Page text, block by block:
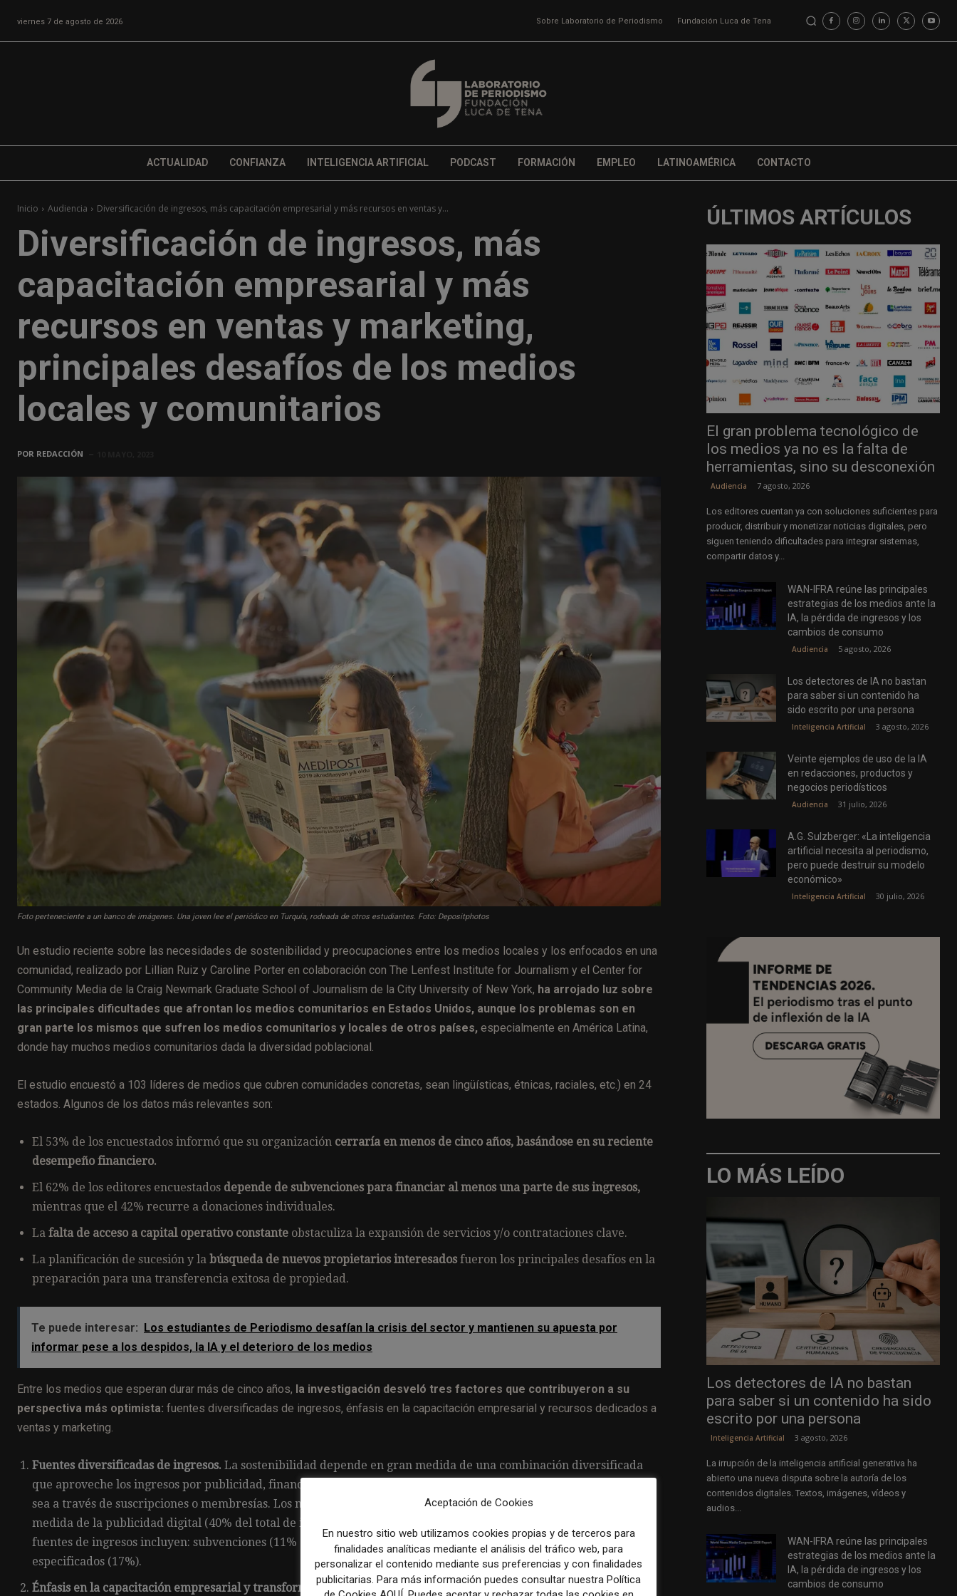
viernes 7 de agosto de 2026 Sobre Laboratorio de Periodismo Fundación Luca de Tena
ACTUALIDAD CONFIANZA INTELIGENCIA ARTIFICIAL PODCAST FORMACIÓN EMPLEO LATINOAMÉRICA CONTACTO
Inicio Audiencia Diversificación de ingresos, más capacitación empresarial y más recursos en ventas y...
Diversificación de ingresos, más
capacitación empresarial y más
recursos en ventas y marketing,
principales desafíos de los medios
locales y comunitarios
POR REDACCIÓN
Foto perteneciente a un banco de imágenes. Una joven lee el periódico en Turquía, rodeada de otros estudiantes. Foto: Depositphotos
Un estudio reciente sobre las necesidades de sostenibilidad y preocupaciones entre los medios locales y los enfocados en una
comunidad, realizado por Lillian Ruiz y Caroline Porter en colaboración con The Lenfest Institute for Journalism y el Center for
Community Media de la Craig Newmark Graduate School of Journalism de la City University of New York, ha arrojado luz sobre
las principales dificultades que afrontan los medios comunitarios en Estados Unidos, aunque los problemas son en
gran parte los mismos que sufren los medios comunitarios y locales de otros países, especialmente en América Latina,
donde hay muchos medios comunitarios dada la diversidad poblacional.
El estudio encuestó a 103 líderes de medios que cubren comunidades concretas, sean lingüísticas, étnicas, raciales, etc.) en 24
estados. Algunos de los datos más relevantes son:
El 53% de los encuestados informó que su organización cerraría en menos de cinco años, basándose en su reciente
desempeño financiero.
El 62% de los editores encuestados depende de subvenciones para financiar al menos una parte de sus ingresos,
mientras que el 42% recurre a donaciones individuales.
La falta de acceso a capital operativo constante obstaculiza la expansión de servicios y/o contrataciones clave.
La planificación de sucesión y la búsqueda de nuevos propietarios interesados fueron los principales desafíos en la
preparación para una transferencia exitosa de propiedad.
Te puede interesar: Los estudiantes de Periodismo desafían la crisis del sector y mantienen su apuesta por
informar pese a los despidos, la IA y el deterioro de los medios
Entre los medios que esperan durar más de cinco años, la investigación desveló tres factores que contribuyeron a su
perspectiva más optimista: fuentes diversificadas de ingresos, énfasis en la capacitación empresarial y recursos dedicados a
ventas y marketing.
Fuentes diversificadas de ingresos. La sostenibilidad depende en gran medida de una combinación diversificada
que aproveche los ingresos por publicidad, financiación mediante subvenciones y los ingresos de los lectores, ya
sea a través de suscripciones o membresías. Los medios que esperan durar más de cinco años dependen en mayor
medida de la publicidad digital (40% del total de ingresos en promedio) que de la publicidad impresa (20%). Otras
fuentes de ingresos incluyen: subvenciones (11% en promedio), membresía (10%) y otros flujos de ingresos no
especificados (17%).
Énfasis en la capacitación empresarial y transformación digital. Tanto los editores que enfrentan el cierre
ÚLTIMOS ARTÍCULOS
El gran problema tecnológico de
los medios ya no es la falta de
herramientas, sino su desconexión
Audiencia 7 agosto, 2026
Los editores cuentan ya con soluciones suficientes para
producir, distribuir y monetizar noticias digitales, pero
siguen teniendo dificultades para integrar sistemas,
compartir datos y...
WAN-IFRA reúne las principales
estrategias de los medios ante la
IA, la pérdida de ingresos y los
cambios de consumo
Audiencia 5 agosto, 2026
Los detectores de IA no bastan
para saber si un contenido ha
sido escrito por una persona
Inteligencia Artificial 3 agosto, 2026
Veinte ejemplos de uso de la IA
en redacciones, productos y
negocios periodísticos
Audiencia 31 julio, 2026
A.G. Sulzberger: «La inteligencia
artificial necesita al periodismo,
pero puede destruir su modelo
económico»
Inteligencia Artificial 30 julio, 2026
LO MÁS LEÍDO
Los detectores de IA no bastan
para saber si un contenido ha sido
escrito por una persona
Inteligencia Artificial 3 agosto, 2026
La irrupción de la inteligencia artificial generativa ha
abierto una nueva disputa sobre la autoría de los
contenidos digitales. Textos, imágenes, vídeos y
audios...
WAN-IFRA reúne las principales
estrategias de los medios ante la
IA, la pérdida de ingresos y los
cambios de consumo
Aceptación de Cookies
En nuestro sitio web utilizamos cookies propias y de terceros para
finalidades analíticas mediante el análisis del tráfico web, para
personalizar el contenido mediante sus preferencias y con finalidades
publicitarias. Para más información puedes consultar nuestra Política